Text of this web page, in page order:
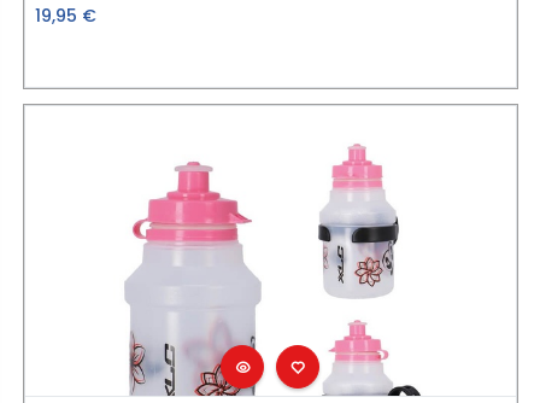
19,95 €